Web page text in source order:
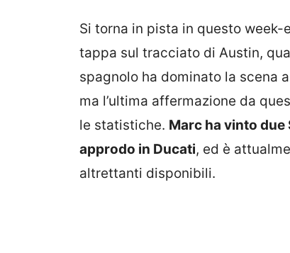
Si torna in pista in questo
tappa sul tracciato di Austin,
spagnolo ha dominato la scena
ma l’ultima affermazione da
le statistiche. Marc ha vinto due
approdo in Ducati, ed è
altrettanti disponibili.